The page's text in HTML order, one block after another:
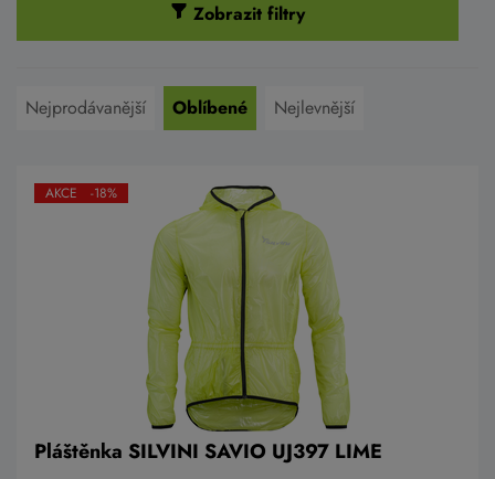
Zobrazit filtry
Nejprodávanější Oblíbené Nejlevnější
Pláštěnka SILVINI SAVIO UJ397 LIME
AKCE -18%